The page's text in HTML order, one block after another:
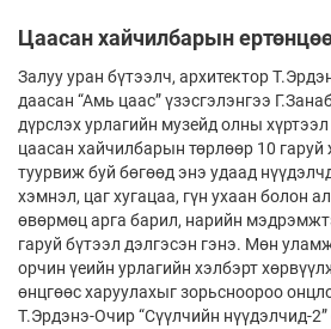
Цаасан хайчилбарын
Залуу уран бүтээлч, архитектор
даасан “Амь цаас” үзэсгэлэнгээ
дүрслэх урлагийн музейд олны
цаасан хайчилбарын төрлөөр 10
туурвиж буй бөгөөд энэ удаад
хэмнэл, цаг хугацаа, гүн ухаан болон
өвөрмөц арга барил, нарийн
гаруй бүтээл дэлгэсэн гэнэ. Мөн
орчин үеийн урлагийн хэлбэрт
өнцгөөс харуулахыг зорьсноороо
Т.Эрдэнэ-Очир “Сүүлчийн нүүдэлчид-